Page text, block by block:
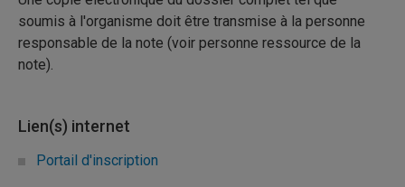
soumis à l'organisme doit être transmise à la personne
responsable de la note (voir personne ressource de la
note).
Lien(s) internet
Portail d'inscription